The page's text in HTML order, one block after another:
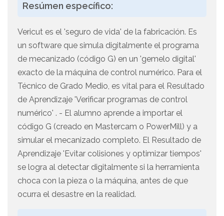
Resúmen específico:
Vericut es el 'seguro de vida' de la fabricación. Es
un software que simula digitalmente el programa
de mecanizado (código G) en un 'gemelo digital'
exacto de la máquina de control numérico. Para el
Técnico de Grado Medio, es vital para el Resultado
de Aprendizaje 'Verificar programas de control
numérico' . - El alumno aprende a importar el
código G (creado en Mastercam o PowerMill) y a
simular el mecanizado completo. El Resultado de
Aprendizaje 'Evitar colisiones y optimizar tiempos'
se logra al detectar digitalmente si la herramienta
choca con la pieza o la máquina, antes de que
ocurra el desastre en la realidad.